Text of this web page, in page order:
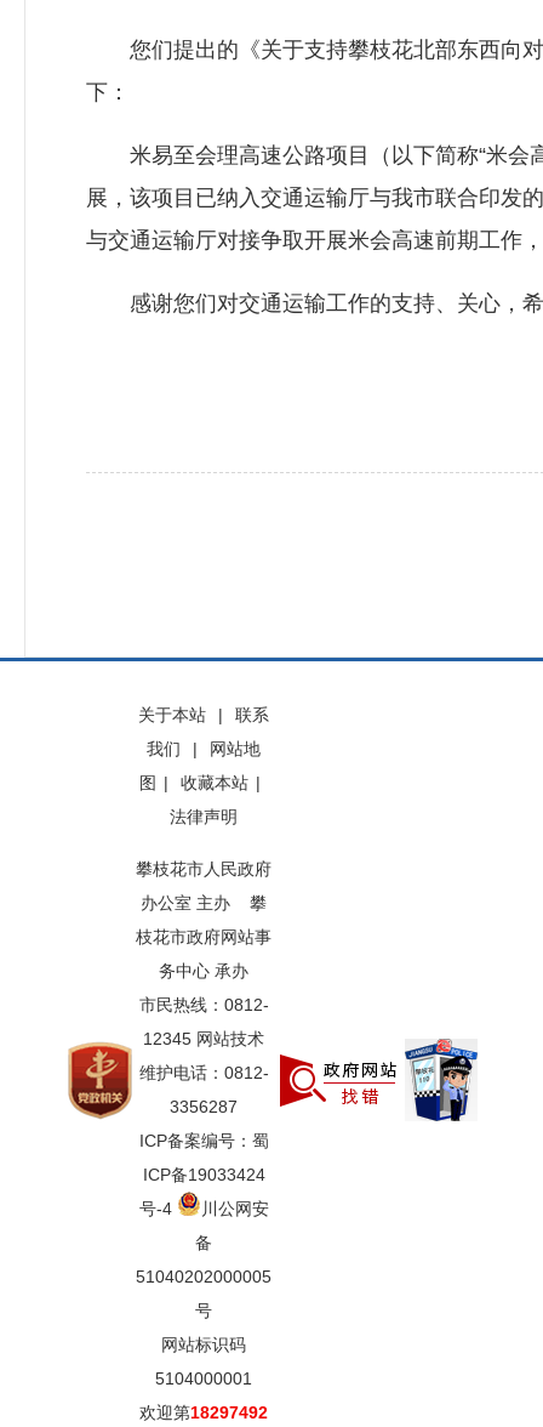
您们提出的《关于支持攀枝花北部东西向对
下：
米易至会理高速公路项目（以下简称“米会
展，该项目已纳入交通运输厅与我市联合印发
与交通运输厅对接争取开展米会高速前期工作
感谢您们对交通运输工作的支持、关心，希
关于本站 |
联系
我们
|
网站地
图 | 收藏本站 |
法律声明
攀枝花市人民政府
办公室 主办 攀
枝花市政府网站事
务中心 承办
市民热线：0812-
12345 网站技术
维护电话：0812-
3356287
ICP备案编号：蜀
ICP备19033424
号-4
川公网安
备
51040202000005
号
网站标识码
5104000001
欢迎第18297492